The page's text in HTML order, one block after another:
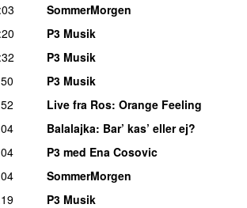
SommerMorgen
P3 Musik
P3 Musik
P3 Musik
Live fra Ros: Orange Feeling
Balalajka: Bar’ kas’ eller ej?
P3 med Ena Cosovic
SommerMorgen
P3 Musik